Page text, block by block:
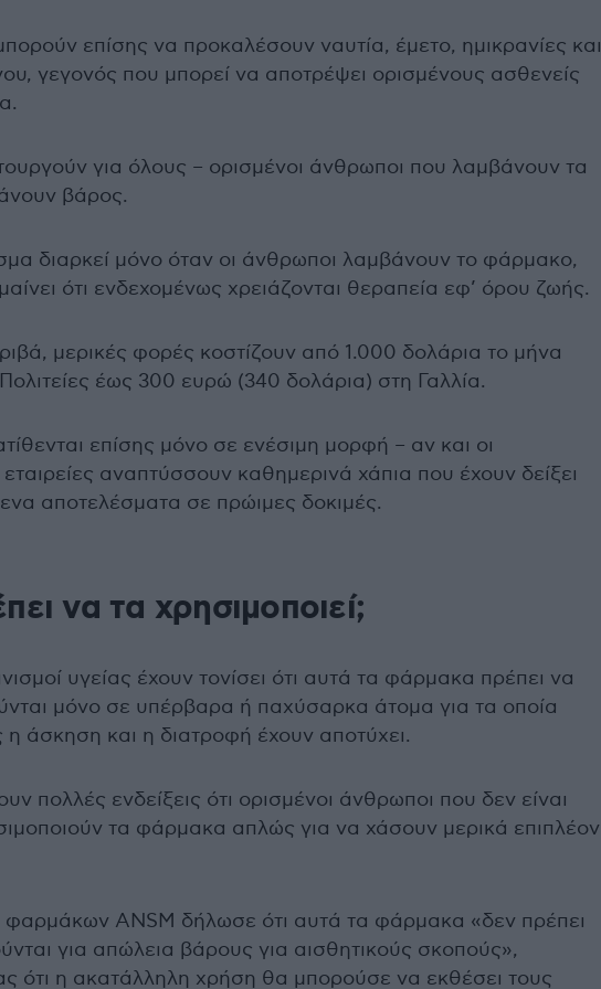
επίσης να προκαλέσουν ναυτία, έμετο, ημικρανίες και
γεγονός που μπορεί να αποτρέψει ορισμένους ασθενείς
για όλους – ορισμένοι άνθρωποι που λαμβάνουν τα
βάρος.
διαρκεί μόνο όταν οι άνθρωποι λαμβάνουν το φάρμακο,
ότι ενδεχομένως χρειάζονται θεραπεία εφ’ όρου ζωής.
μερικές φορές κοστίζουν από 1.000 δολάρια το μήνα
έως 300 ευρώ (340 δολάρια) στη Γαλλία.
επίσης μόνο σε ενέσιμη μορφή – αν και οι
αναπτύσσουν καθημερινά χάπια που έχουν δείξει
αποτελέσματα σε πρώιμες δοκιμές.
να τα χρησιμοποιεί;
υγείας έχουν τονίσει ότι αυτά τα φάρμακα πρέπει να
μόνο σε υπέρβαρα ή παχύσαρκα άτομα για τα οποία
άσκηση και η διατροφή έχουν αποτύχει.
πολλές ενδείξεις ότι ορισμένοι άνθρωποι που δεν είναι
τα φάρμακα απλώς για να χάσουν μερικά επιπλέον
φαρμάκων ANSM δήλωσε ότι αυτά τα φάρμακα «δεν πρέπει
για απώλεια βάρους για αισθητικούς σκοπούς»,
ότι η ακατάλληλη χρήση θα μπορούσε να εκθέσει τους